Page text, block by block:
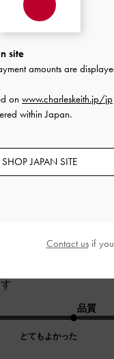
うで、本人の希望も
とてもよかった
品質
履いてますが37で
とてもよかった
品質
site
amounts are
on www.charleskeith.jp/jp
within Japan.
SHOP JAPAN SITE
Contact usif you